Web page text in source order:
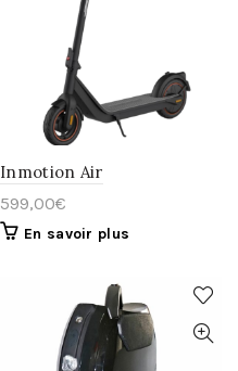
Inmotion Air
599,00€
En savoir plus